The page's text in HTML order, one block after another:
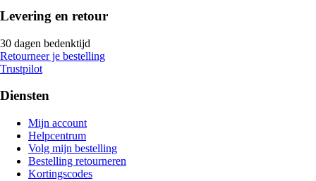
Levering en retour
30 dagen bedenktijd
Retourneer je bestelling
Trustpilot
Diensten
Mijn account
Helpcentrum
Volg mijn bestelling
Bestelling retourneren
Kortingscodes